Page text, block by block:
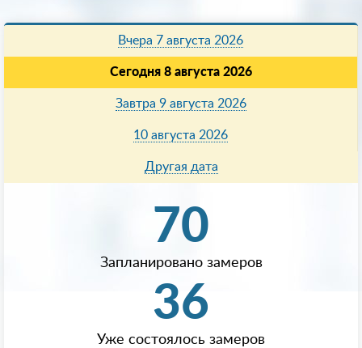
Вчера 7 августа 2026
Сегодня 8 августа 2026
Завтра 9 августа 2026
10 августа 2026
Другая дата
70
Запланировано замеров
36
Уже состоялось замеров